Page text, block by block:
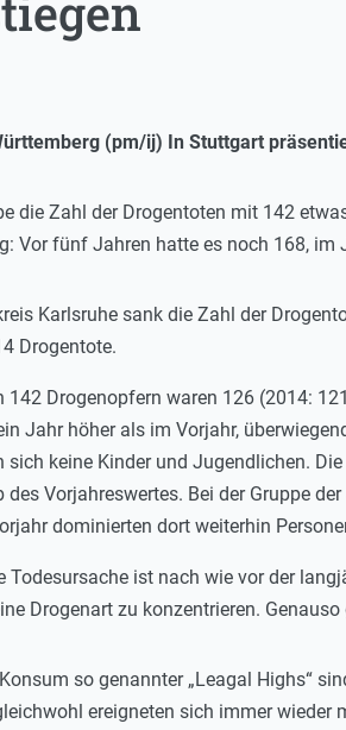
(pm/ij) In Stuttgart
die Zahl der Drogentoten mit 142
Vor fünf Jahren hatte es noch 168,
Karlsruhe sank die Zahl der
Drogentote.
142 Drogenopfern waren 126 (2014:
Jahr höher als im Vorjahr,
sich keine Kinder und Jugendlichen.
des Vorjahreswertes. Bei der Gruppe
dominierten dort weiterhin
Todesursache ist nach wie vor der
Drogenart zu konzentrieren.
so genannter „Leagal Highs“
ereigneten sich immer